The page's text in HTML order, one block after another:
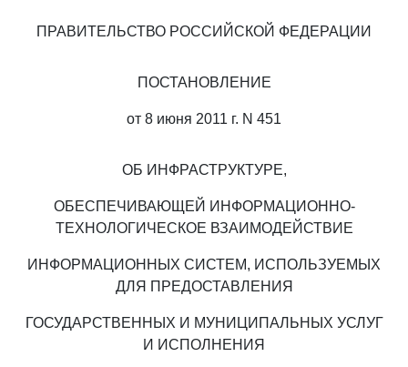
ПРАВИТЕЛЬСТВО РОССИЙСКОЙ ФЕДЕРАЦИИ
ПОСТАНОВЛЕНИЕ
от 8 июня 2011 г. N 451
ОБ ИНФРАСТРУКТУРЕ,
ОБЕСПЕЧИВАЮЩЕЙ ИНФОРМАЦИОННО-
ТЕХНОЛОГИЧЕСКОЕ ВЗАИМОДЕЙСТВИЕ
ИНФОРМАЦИОННЫХ СИСТЕМ, ИСПОЛЬЗУЕМЫХ
ДЛЯ ПРЕДОСТАВЛЕНИЯ
ГОСУДАРСТВЕННЫХ И МУНИЦИПАЛЬНЫХ УСЛУГ
И ИСПОЛНЕНИЯ